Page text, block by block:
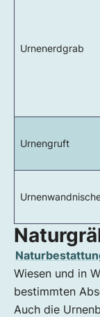
Urnenerdgrab
Urnengruft
Wiesen und in
bestimmten
Auch die